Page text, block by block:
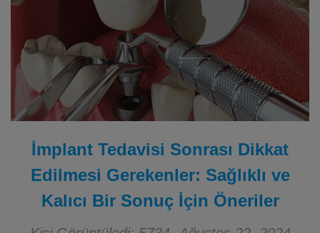
İmplant Tedavisi Sonrası Dikkat
Edilmesi Gerekenler: Sağlıklı ve
Kalıcı Bir Sonuç İçin Öneriler